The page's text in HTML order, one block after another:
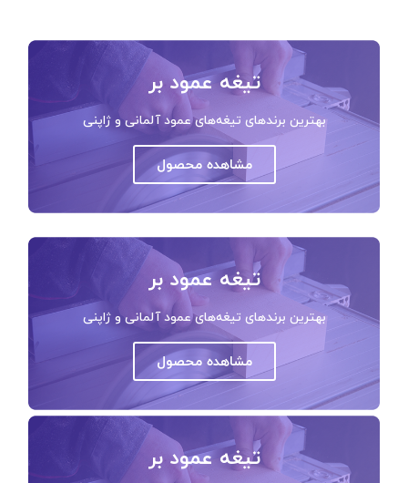
تیغه عمود بر
بهترین برندهای تیغه‌های عمود آلمانی و ژاپنی
مشاهده محصول
تیغه عمود بر
بهترین برندهای تیغه‌های عمود آلمانی و ژاپنی
مشاهده محصول
تیغه عمود بر